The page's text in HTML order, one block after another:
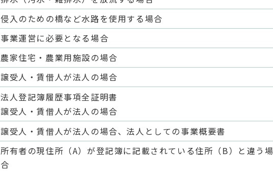
侵入のための橋など水路を使用する場合
事業運営に必要となる場合
農家住宅・農業用施設の場合
譲受人・賃借人が法人の場合
法人登記簿履歴事項全証明書
譲受人・賃借人が法人の場合
譲受人・賃借人が法人の場合、法人としての事業概要書
所有者の現住所（A）が登記簿に記載されている住所（B）と違う場
合